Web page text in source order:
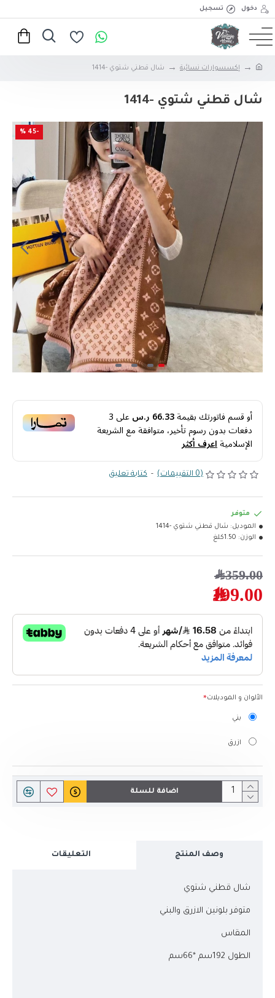
دخول تسجيل
إكسسوارات نسائية شال قطني شتوي -1414
شال قطني شتوي -1414
-45 %
أو قسم فاتورتك بقيمة66.33 ر.س على3
دفعات بدون رسوم تأخير، متوافقة مع الشريعة
الإسلاميةاعرف أكثر
(0 التقييمات) - كتابة تعليق
199.00﷼
359.00﷼
متوفر
الموديل: شال قطني شتوي -1414
الوزن: 1.50كلغ
الألوان و الموديلات
بني
ازرق
اضافة للسلة
وصف المنتج التعليقات
شال قطني شتوي
متوفر بلونين الازرق والبني
المقاس
الطول 192سم *66سم